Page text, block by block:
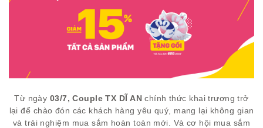
Từ ngày 03/7,Couple TX DĨ ANchính thức khai trương trở
lại để chào đón các khách hàng yêu quý, mang lại không gian
và trải nghiệm mua sắm hoàn toàn mới. Và cơ hội mua sắm